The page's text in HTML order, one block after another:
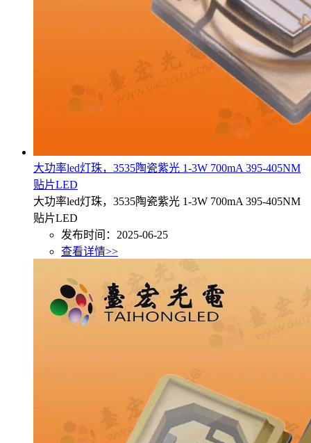
大功率led灯珠，3535陶瓷紫光 1-3W 700mA 395-405NM
贴片LED
大功率led灯珠，3535陶瓷紫光 1-3W 700mA 395-405NM
贴片LED
发布时间：2025-06-25
查看详情>>